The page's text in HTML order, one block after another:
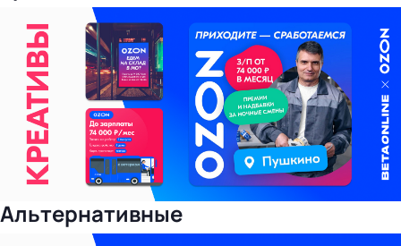
Альтернативные